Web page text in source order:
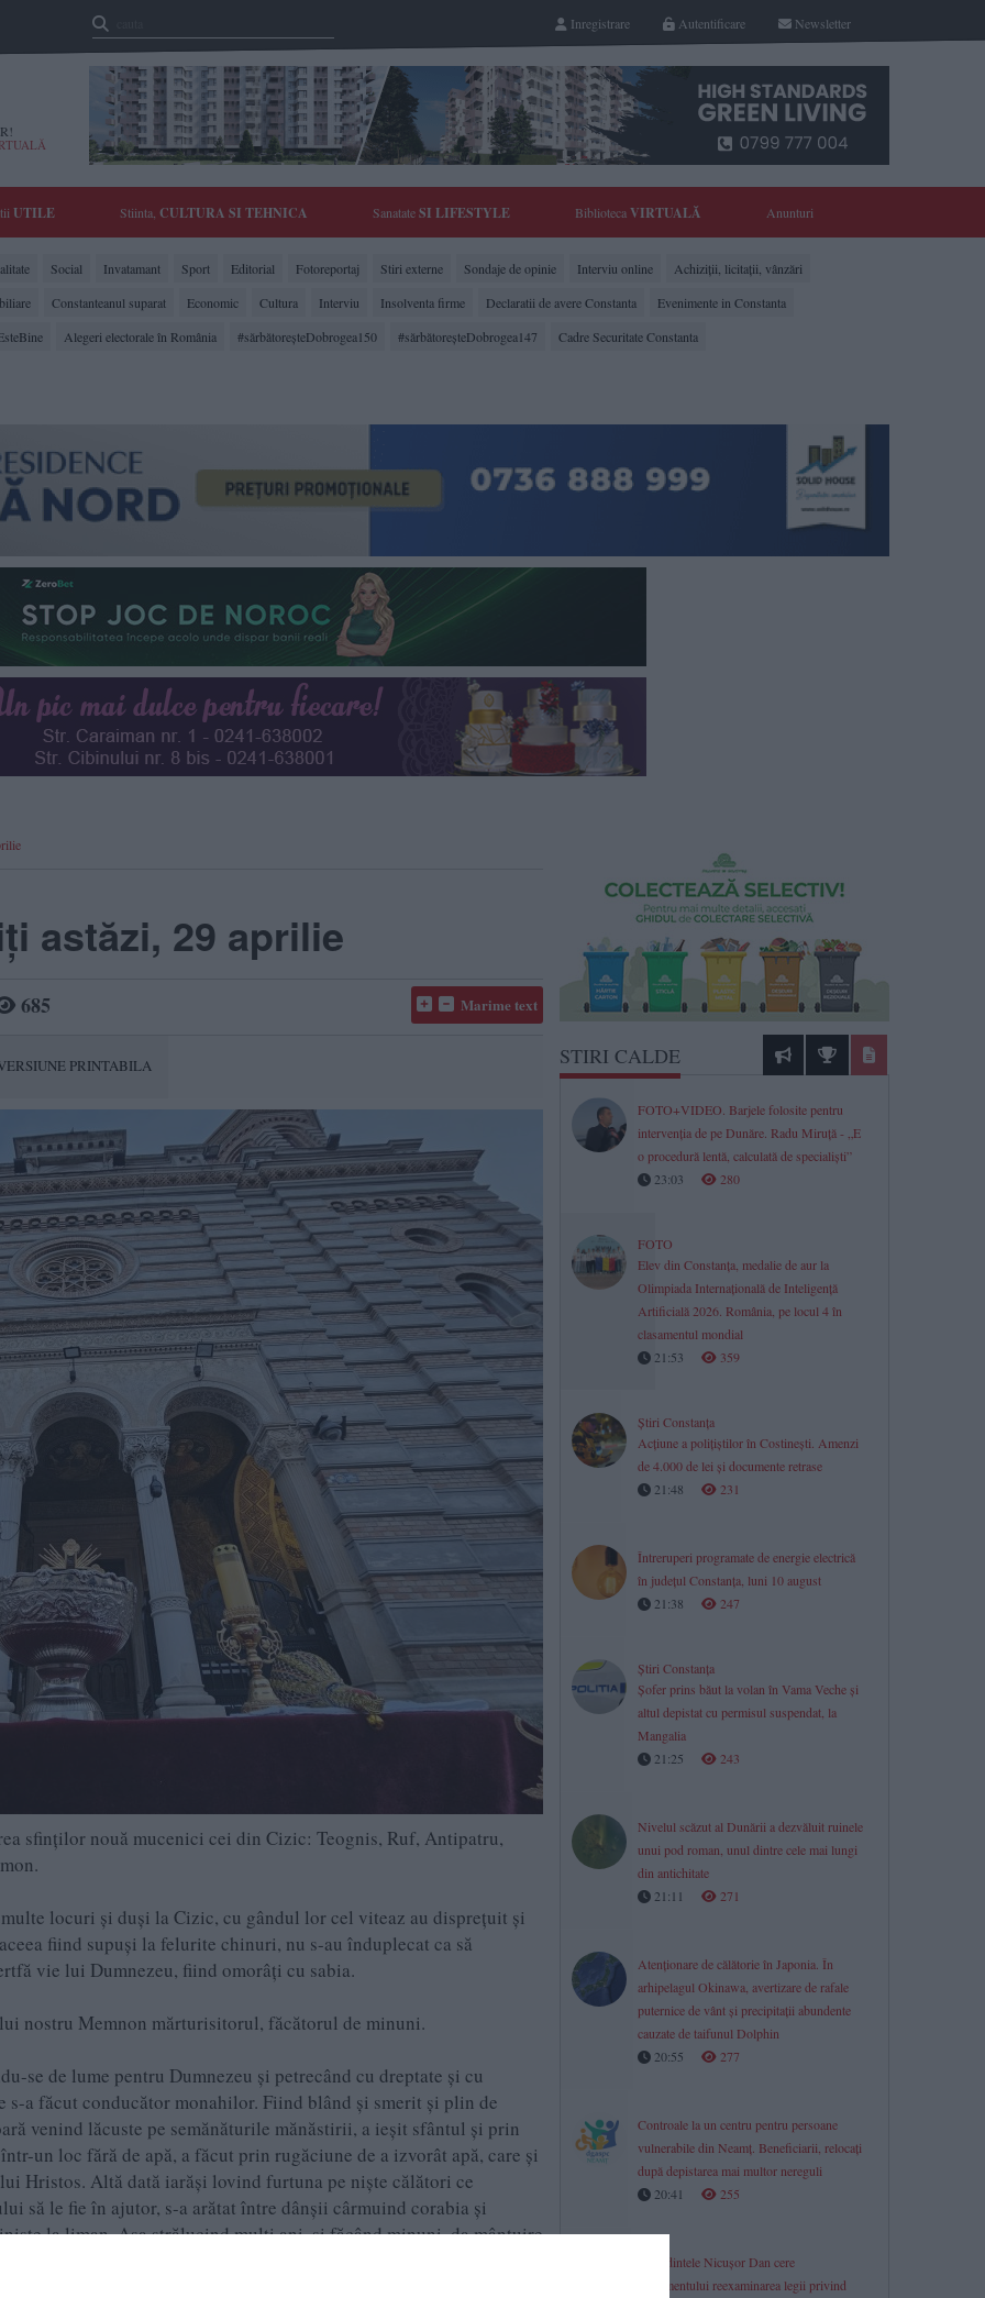
Newsletter
Autentificare
Inregistrare
UTILE Stiinta, CULTURA SI TEHNICA SanatateSI LIFESTYLE BibliotecaVIRTUALĂ Anunturi
Social Invatamant Sport Editorial Fotoreportaj Stiri externe Sondaje de opinie Interviu online
Achiziții, licitații, vânzări
Constanteanul suparat Economic Cultura Interviu Insolventa firme Declaratii de avere Constanta
Evenimente in Constanta
Alegeri electorale în România #sărbătoreşteDobrogea150 #sărbătoreşteDobrogea147 Cadre Securitate Constanta
astăzi, 29 aprilie
685 Marime text
PRINTABILA
sfinţilor nouă mucenici cei din Cizic: Teognis, Ruf, Antipatru,
locuri şi duşi la Cizic, cu gândul lor cel viteaz au dispreţuit şi
fiind supuşi la felurite chinuri, nu s-au înduplecat ca să
vie lui Dumnezeu, fiind omorâţi cu sabia.
nostru Memnon mărturisitorul, făcătorul de minuni.
se de lume pentru Dumnezeu şi petrecând cu dreptate şi cu
s-a făcut conducător monahilor. Fiind blând şi smerit şi plin de
venind lăcuste pe semănăturile mănăstirii, a ieşit sfântul şi prin
un loc fără de apă, a făcut prin rugăciune de a izvorât apă, care şi
Hristos. Altă dată iarăşi lovind furtuna pe nişte călători ce
să le fie în ajutor, s-a arătat între dânşii cârmuind corabia şi
la liman. Aşa strălucind mulţi ani, şi făcând minuni, da mântuire
la sfârşit, s-a dus către Domnul plin de merindea faptelor bune.
STIRI CALDE
FOTO+VIDEO. Barjele folosite pentru
intervenția de pe Dunăre. Radu Miruță - „E
o procedură lentă, calculată de specialiști”
23:03
280
FOTO
Elev din Constanța, medalie de aur la
Olimpiada Internațională de Inteligență
Artificială 2026. România, pe locul 4 în
clasamentul mondial
21:53
359
Știri Constanța
Acțiune a polițiștilor în Costinești. Amenzi
de 4.000 de lei și documente retrase
21:48
231
Întreruperi programate de energie electrică
în județul Constanța, luni 10 august
21:38
247
Știri Constanța
Șofer prins băut la volan în Vama Veche și
altul depistat cu permisul suspendat, la
Mangalia
21:25
243
Nivelul scăzut al Dunării a dezvăluit ruinele
unui pod roman, unul dintre cele mai lungi
din antichitate
21:11
271
Atenționare de călătorie în Japonia. În
arhipelagul Okinawa, avertizare de rafale
puternice de vânt și precipitații abundente
cauzate de taifunul Dolphin
20:55
277
Controale la un centru pentru persoane
vulnerabile din Neamț. Beneficiarii, relocați
după depistarea mai multor nereguli
20:41
255
Președintele Nicușor Dan cere
Parlamentului reexaminarea legii privind